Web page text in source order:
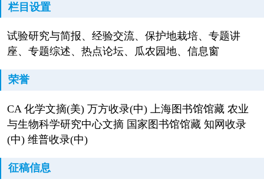
栏目设置
试验研究与简报、经验交流、保护地栽培、专题讲
座、专题综述、热点论坛、瓜农园地、信息窗
荣誉
CA 化学文摘(美) 万方收录(中) 上海图书馆馆藏 农业
与生物科学研究中心文摘 国家图书馆馆藏 知网收录
(中) 维普收录(中)
征稿信息